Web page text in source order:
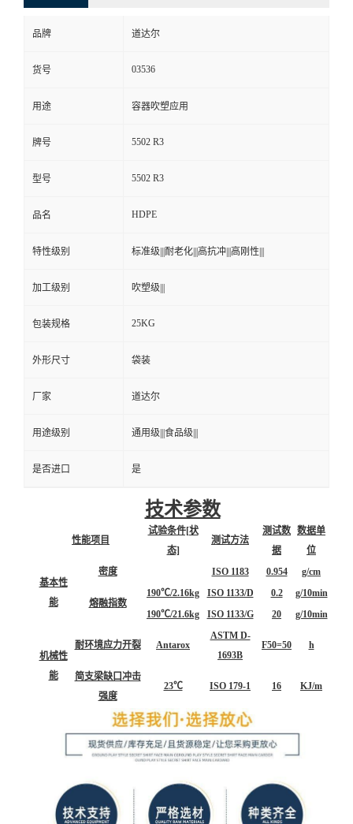
品牌 道达尔
货号 03536
用途 容器吹塑应用
牌号 5502 R3
型号 5502 R3
品名 HDPE
特性级别 标准级|||耐老化|||高抗冲|||高刚性|||
加工级别 吹塑级|||
包装规格 25KG
外形尺寸 袋装
厂家 道达尔
用途级别 通用级|||食品级|||
是否进口 是
技术参数
性能项目
试验条件[状
态]
测试方法
测试数
据
数据单
位
基本性
能
密度 ISO 1183 0.954 g/cm
熔融指数
190℃/2.16kg ISO 1133/D 0.2
g/10min
190℃/21.6kg
ISO 1133/G 20 g/10min
机械性
能
耐环境应力开裂 Antarox
ASTM D-
1693B
F50=50 h
简支梁缺口冲击
强度
23℃ ISO 179-1 16 KJ/m